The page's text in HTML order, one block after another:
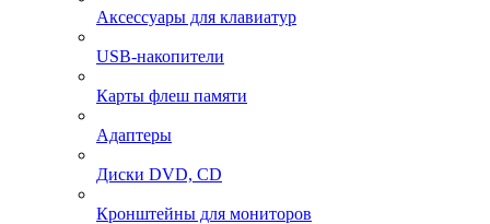
Аксессуары для клавиатур
USB-накопители
Карты флеш памяти
Адаптеры
Диски DVD, CD
Кронштейны для мониторов